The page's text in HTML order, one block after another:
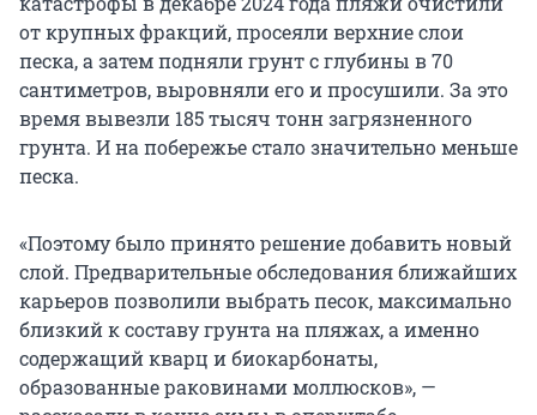
от крупных фракций, просеяли верхние слои
песка, а затем подняли грунт с глубины в 70
сантиметров, выровняли его и просушили. За это
время вывезли 185 тысяч тонн загрязненного
грунта. И на побережье стало значительно меньше
песка.
«Поэтому было принято решение добавить новый
слой. Предварительные обследования ближайших
карьеров позволили выбрать песок, максимально
близкий к составу грунта на пляжах, а именно
содержащий кварц и биокарбонаты,
образованные раковинами моллюсков», —